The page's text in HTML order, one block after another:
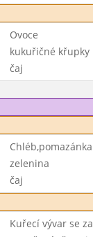
Ovoce
kukuřičné křupky
čaj
zelenina
čaj
Kuřecí vývar se